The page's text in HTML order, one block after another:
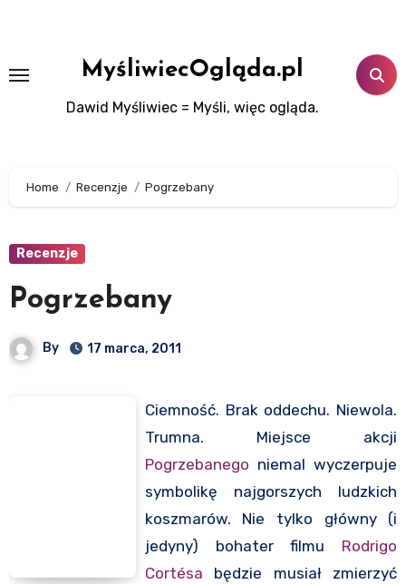
MyśliwiecOgląda.pl
Dawid Myśliwiec = Myśli, więc ogląda.
Home Recenzje Pogrzebany
Recenzje
Pogrzebany
By 17 marca, 2011
Ciemność. Brak oddechu. Niewola.
Trumna. Miejsce akcji
Pogrzebanego niemal wyczerpuje
symbolikę najgorszych ludzkich
koszmarów. Nie tylko główny (i
jedyny) bohater filmu Rodrigo
Cortésa będzie musiał zmierzyć